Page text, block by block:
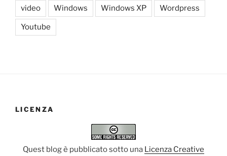
video Windows Windows XP Wordpress
Youtube
LICENZA
Quest blog è pubblicato sotto una Licenza Creative